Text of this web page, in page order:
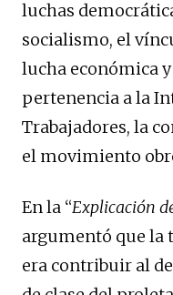
luchas
socialismo, el
lucha económica
pertenencia a la
Trabajadores, la
el movimiento
En la “Explicación
argumentó que la
era contribuir al